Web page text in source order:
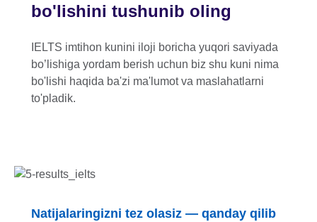
bo'lishini tushunib oling
IELTS imtihon kunini iloji boricha yuqori saviyada
bo’lishiga yordam berish uchun biz shu kuni nima
bo'lishi haqida ba'zi ma'lumot va maslahatlarni
to'pladik.
Natijalaringizni tez olasiz — qanday qilib